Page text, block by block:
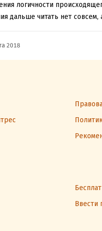
логичности
дальше читать нет совсем,
2018
Ввести